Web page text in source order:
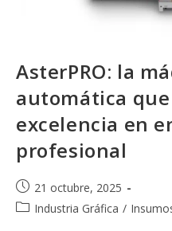
AsterPRO: la
automática
excelencia en
profesional
Publicación
de
21 octubre, 2025
Categoría
Industria Gráfica /